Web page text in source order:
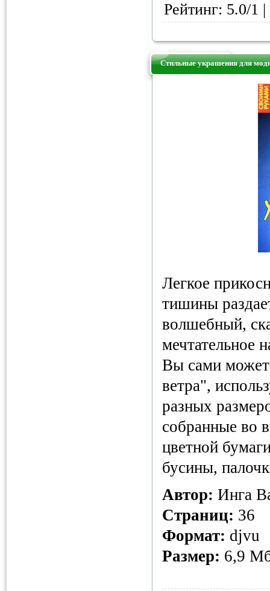
Рейтинг: 5.0/1 |
Стильные украшения для
Легкое
тишины
волшебный,
мечтательное
Вы сами
ветра",
разных
собранные во
цветной
бусины,
Автор: Инга
Страниц: 36
Формат: djvu
Размер: 6,9